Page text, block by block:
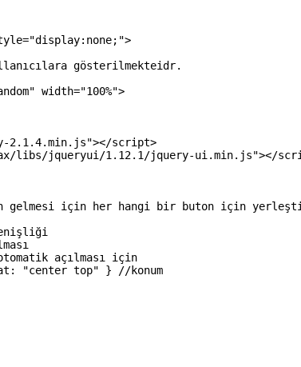
="display:none;">
gösterilmekteidr.
width="100%">
2.1.4.min.js"></script>
libs/jqueryui/1.12.1/jquery-ui.min.js"></
gelmesi için her hangi bir buton için
açılması için
: "center top" }
//konum